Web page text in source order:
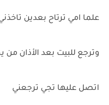
علما امي ترتاح بعدين
وترجع للبيت بعد الأذان
اتصل عليها تجي ترجعني